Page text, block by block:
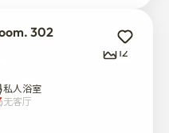
与其它戈希旺相比，它
放又方便。
302
12
私人浴室
无客厅